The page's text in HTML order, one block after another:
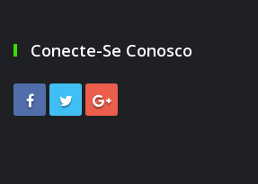
Conecte-Se Conosco